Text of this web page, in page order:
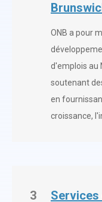
ONB a pour
d'emplois au
soutenant
en
croissance,
3 Services